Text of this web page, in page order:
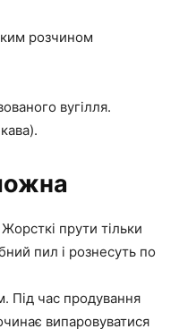
розчином
вугілля.
прути тільки
пил і рознесуть по
Під час продування
випаровуватися